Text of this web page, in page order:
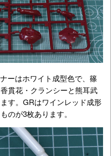
ーはホワイト成型色で、篠
貫花・クランシーと熊耳武
す。GRはワインレッド成形
のが3枚あります。